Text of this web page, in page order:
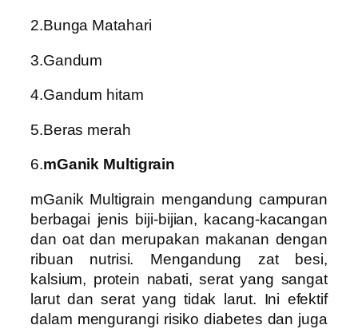
2.Bunga Matahari
3.Gandum
4.Gandum hitam
5.Beras merah
6.mGanik Multigrain
mGanik Multigrain mengandung campuran
berbagai jenis biji-bijian, kacang-kacangan
dan oat dan merupakan makanan dengan
ribuan nutrisi. Mengandung zat besi,
kalsium, protein nabati, serat yang sangat
larut dan serat yang tidak larut. Ini efektif
dalam mengurangi risiko diabetes dan juga